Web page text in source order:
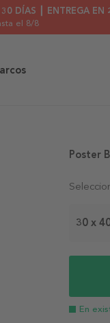
DÍAS ┃ ENTREGA EN
el 8/8
30 x
En
Poster